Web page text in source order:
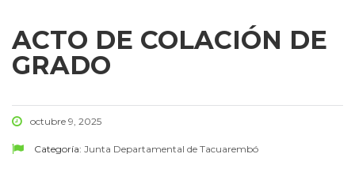
ACTO DE COLACIÓN DE
GRADO
octubre 9, 2025
Categoría: Junta Departamental de Tacuarembó